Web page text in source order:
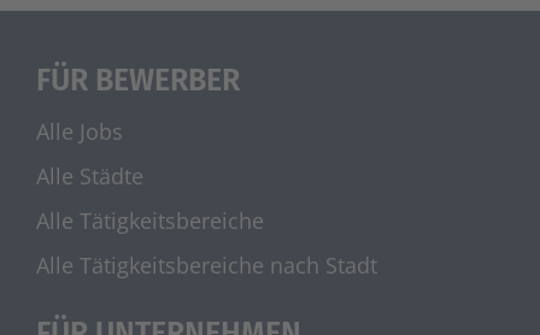
FÜR BEWERBER
Alle Jobs
Alle Städte
Alle Tätigkeitsbereiche
Alle Tätigkeitsbereiche nach Stadt